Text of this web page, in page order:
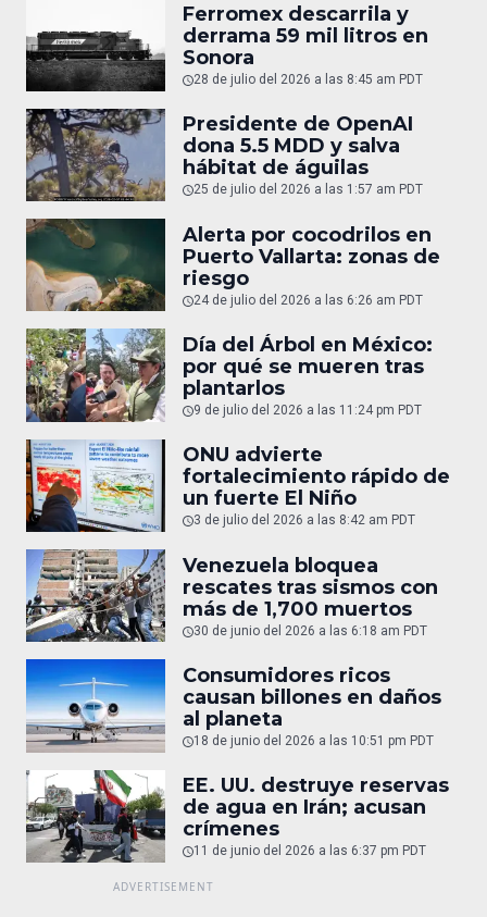
Ferromex descarrila y
derrama 59 mil litros en
Sonora
28 de julio del 2026 a las 8:45 am PDT
Presidente de OpenAI
dona 5.5 MDD y salva
hábitat de águilas
25 de julio del 2026 a las 1:57 am PDT
Alerta por cocodrilos en
Puerto Vallarta: zonas de
riesgo
24 de julio del 2026 a las 6:26 am PDT
Día del Árbol en México:
por qué se mueren tras
plantarlos
9 de julio del 2026 a las 11:24 pm PDT
ONU advierte
fortalecimiento rápido de
un fuerte El Niño
3 de julio del 2026 a las 8:42 am PDT
Venezuela bloquea
rescates tras sismos con
más de 1,700 muertos
30 de junio del 2026 a las 6:18 am PDT
Consumidores ricos
causan billones en daños
al planeta
18 de junio del 2026 a las 10:51 pm PDT
EE. UU. destruye reservas
de agua en Irán; acusan
crímenes
11 de junio del 2026 a las 6:37 pm PDT